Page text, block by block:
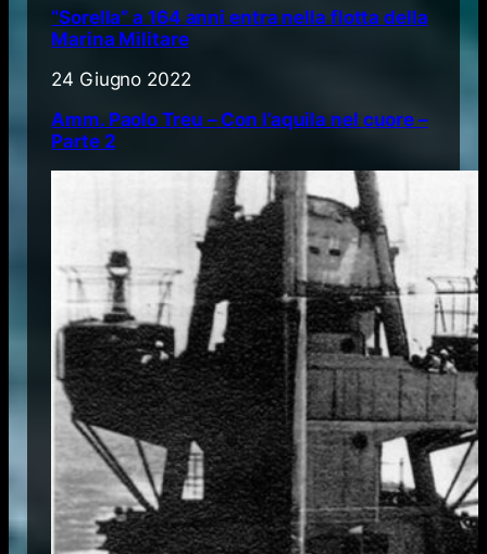
“Sorella” a 164 anni entra nella flotta della
Marina Militare
24 Giugno 2022
Amm. Paolo Treu – Con l’aquila nel cuore –
Parte 2